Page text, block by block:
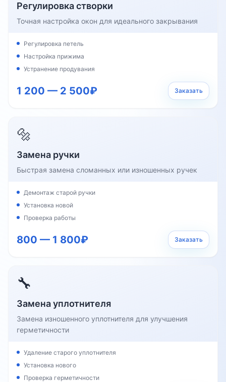
Регулировка створки
Точная настройка окон для идеального закрывания
Регулировка петель
Настройка прижима
Устранение продувания
1 200 — 2 500₽ Заказать
🔩
Замена ручки
Быстрая замена сломанных или изношенных ручек
Демонтаж старой ручки
Установка новой
Проверка работы
800 — 1 800₽ Заказать
🔧
Замена уплотнителя
Замена изношенного уплотнителя для улучшения
герметичности
Удаление старого уплотнителя
Установка нового
Проверка герметичности